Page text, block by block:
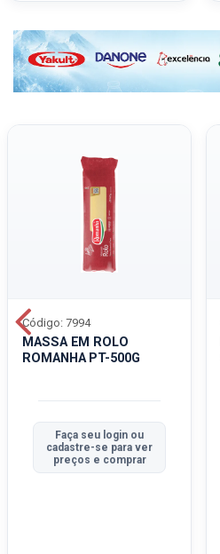
MASSA EM ROLO
ROMANHA PT-500G
Código: 7994
Faça seu login ou
cadastre-se para ver
preços e comprar